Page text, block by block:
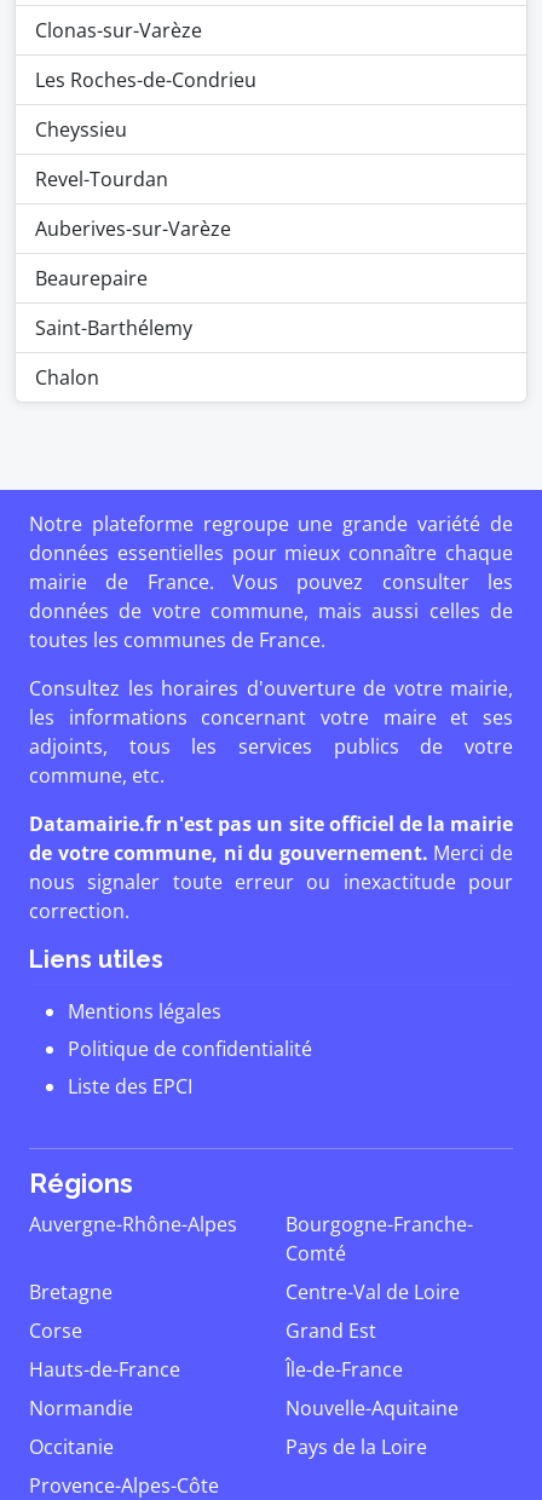
Clonas-sur-Varèze
Les Roches-de-Condrieu
Cheyssieu
Revel-Tourdan
Auberives-sur-Varèze
Beaurepaire
Saint-Barthélemy
Chalon
Notre plateforme regroupe une grande variété de
données essentielles pour mieux connaître chaque
mairie de France. Vous pouvez consulter les
données de votre commune, mais aussi celles de
toutes les communes de France.
Consultez les horaires d'ouverture de votre mairie,
les informations concernant votre maire et ses
adjoints, tous les services publics de votre
commune, etc.
Datamairie.fr n'est pas un site officiel de la mairie
de votre commune, ni du gouvernement. Merci de
nous signaler toute erreur ou inexactitude pour
correction.
Liens utiles
Mentions légales
Politique de confidentialité
Liste des EPCI
Régions
Auvergne-Rhône-Alpes
Bourgogne-Franche-
Comté
Bretagne
Centre-Val de Loire
Corse
Grand Est
Hauts-de-France
Île-de-France
Normandie
Nouvelle-Aquitaine
Occitanie
Pays de la Loire
Provence-Alpes-Côte